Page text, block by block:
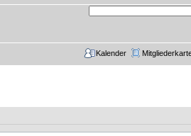
Kalender